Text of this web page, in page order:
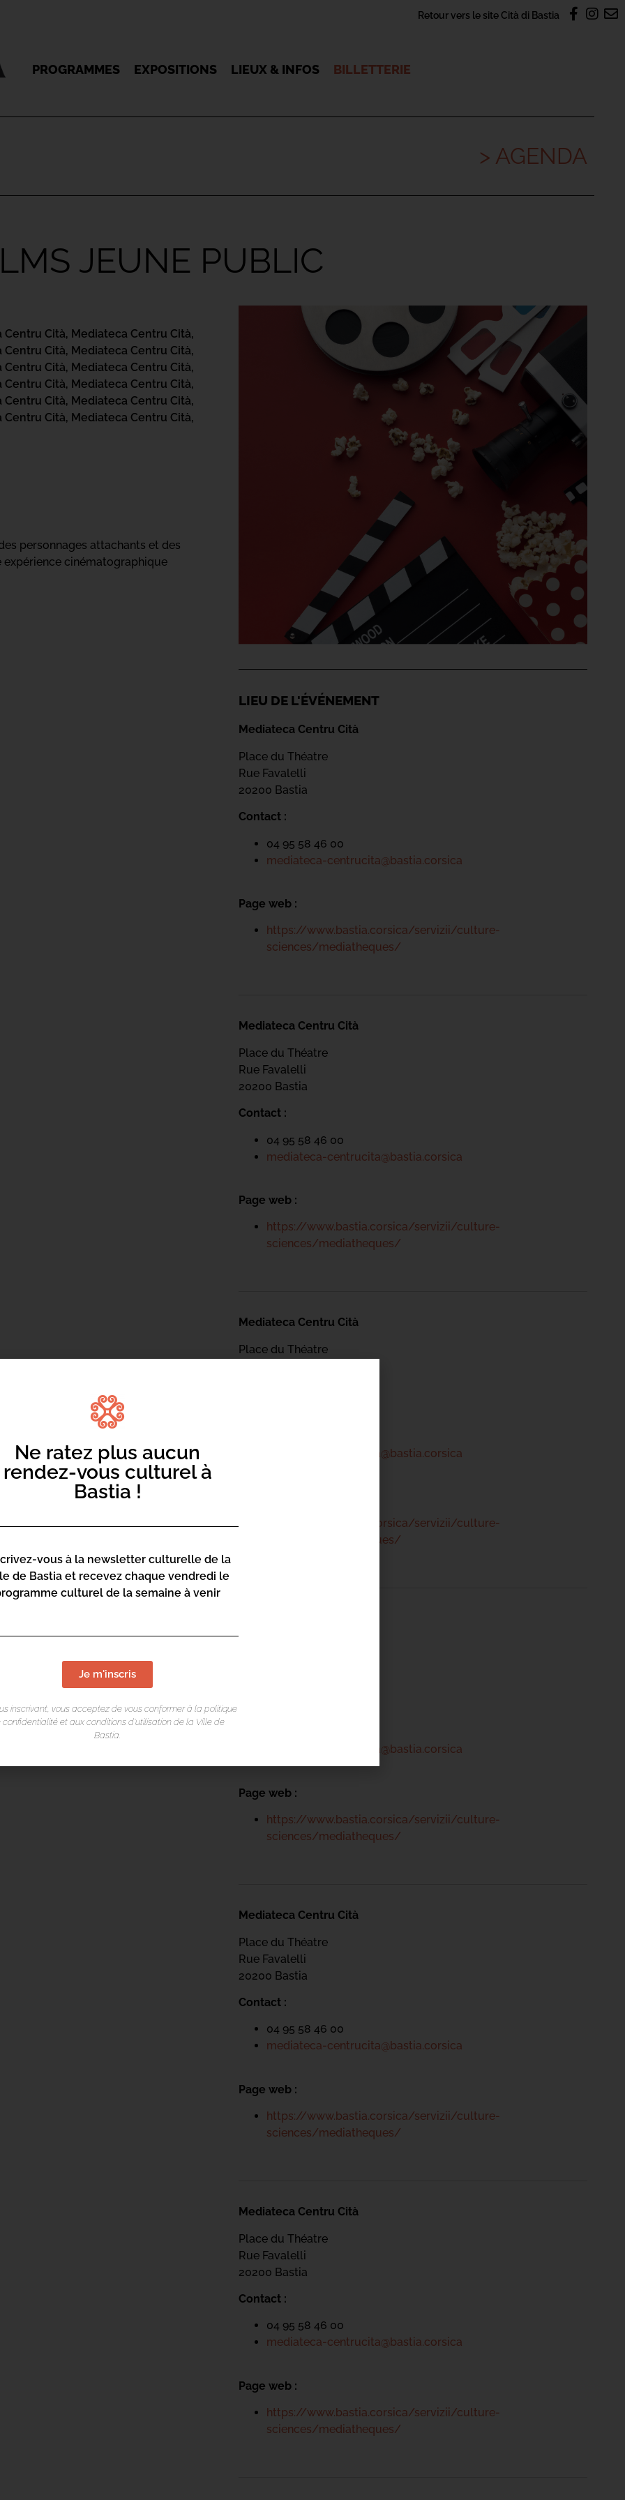
Retour vers le site Cità di Bastia
PROGRAMMES EXPOSITIONS LIEUX & INFOS BILLETTERIE
> AGENDA
JEUNE PUBLIC
Centru Cità, Mediateca Centru Cità,
Centru Cità, Mediateca Centru Cità,
Centru Cità, Mediateca Centru Cità,
Centru Cità, Mediateca Centru Cità,
Centru Cità, Mediateca Centru Cità,
Centru Cità, Mediateca Centru Cità,
personnages attachants et des
cinématographique
LIEU DE L'ÉVÉNEMENT
Mediateca Centru Cità
Place du Théatre
Rue Favalelli
20200 Bastia
Contact :
04 95 58 46 00
mediateca-centrucita@bastia.corsica
Page web :
https://www.bastia.corsica/servizii/culture-
sciences/mediatheques/
Mediateca Centru Cità
Place du Théatre
Rue Favalelli
20200 Bastia
Contact :
04 95 58 46 00
mediateca-centrucita@bastia.corsica
Page web :
https://www.bastia.corsica/servizii/culture-
sciences/mediatheques/
Mediateca Centru Cità
Place du Théatre
mediateca-centrucita@bastia.corsica
https://www.bastia.corsica/servizii/culture-
sciences/mediatheques/
mediateca-centrucita@bastia.corsica
Page web :
https://www.bastia.corsica/servizii/culture-
sciences/mediatheques/
Mediateca Centru Cità
Place du Théatre
Rue Favalelli
20200 Bastia
Contact :
04 95 58 46 00
mediateca-centrucita@bastia.corsica
Page web :
https://www.bastia.corsica/servizii/culture-
sciences/mediatheques/
Mediateca Centru Cità
Place du Théatre
Rue Favalelli
20200 Bastia
Contact :
04 95 58 46 00
mediateca-centrucita@bastia.corsica
Page web :
https://www.bastia.corsica/servizii/culture-
sciences/mediatheques/
Ne ratez plus aucun
rendez-vous culturel à
Bastia !
vous à la newsletter culturelle de la
de Bastia et recevez chaque vendredi le
culturel de la semaine à venir
Je m'inscris
inscrivant, vous acceptez de vous conformer à la politique
confidentialité et aux conditions d’utilisation de la Ville de
Bastia.